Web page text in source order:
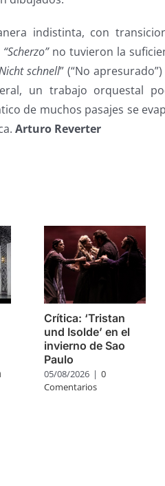
indistinta, con
“Scherzo”no tuvieron la
schnell” (“No
un trabajo orquestal
de muchos pasajes se
Arturo Reverter
Crítica: ‘Tristan
und Isolde’ en el
invierno de Sao
Paulo
05/08/2026 | 0
Comentarios